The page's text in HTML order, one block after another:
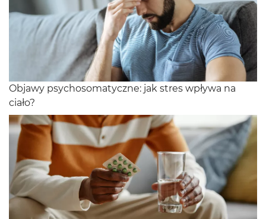
Objawy psychosomatyczne: jak stres wpływa na
ciało?